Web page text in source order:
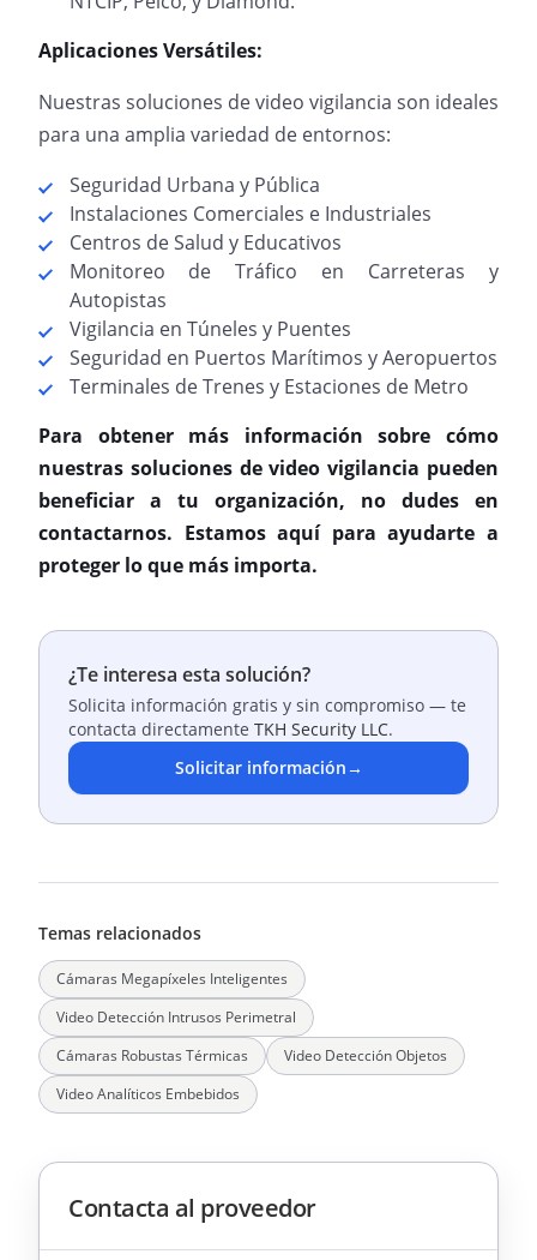
Aplicaciones Versátiles:
Nuestras soluciones de video vigilancia son ideales
para una amplia variedad de entornos:
Seguridad Urbana y Pública
Instalaciones Comerciales e Industriales
Centros de Salud y Educativos
Monitoreo de Tráfico en Carreteras y
Autopistas
Vigilancia en Túneles y Puentes
Seguridad en Puertos Marítimos y Aeropuertos
Terminales de Trenes y Estaciones de Metro
Para obtener más información sobre cómo
nuestras soluciones de video vigilancia pueden
beneficiar a tu organización, no dudes en
contactarnos. Estamos aquí para ayudarte a
proteger lo que más importa.
¿Te interesa esta solución?
Solicita información gratis y sin compromiso — te
contacta directamente TKH Security LLC.
Solicitar información→
Temas relacionados
Cámaras Megapíxeles Inteligentes
Video Detección Intrusos Perimetral
Cámaras Robustas Térmicas
Video Detección Objetos
Video Analíticos Embebidos
Contacta al proveedor